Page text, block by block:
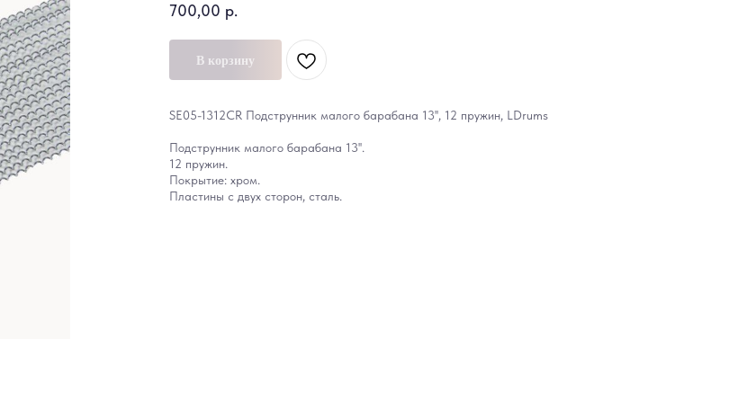
700,00 р.
В корзину
SE05-1312CR Подструнник малого барабана 13'', 12 пружин, LDrums
Подструнник малого барабана 13''.
12 пружин.
Покрытие: хром.
Пластины с двух сторон, сталь.